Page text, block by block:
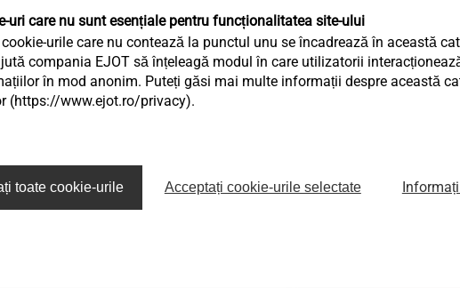
față de sistemele
obișnuite.
Citiți mai mult
uri care nu sunt esențiale pentru funcționalitatea site-ului
urile care nu contează la punctul unu se încadrează în această
compania EJOT să înțeleagă modul în care utilizatorii
în mod anonim. Puteți găsi mai multe informații despre această
(https://www.ejot.ro/privacy).
toate cookie-urile Acceptați cookie-urile selectate